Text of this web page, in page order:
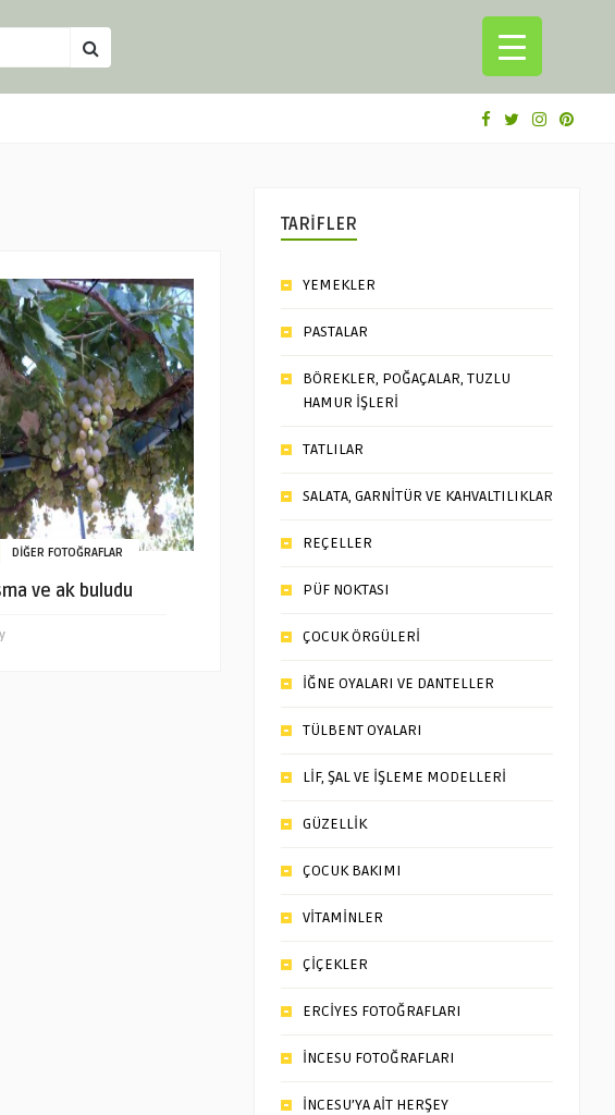
DİĞER FOTOĞRAFLAR
ve ak buludu
TARİFLER
YEMEKLER
PASTALAR
BÖREKLER, POĞAÇALAR, TUZLU
HAMUR İŞLERİ
TATLILAR
SALATA, GARNİTÜR VE KAHVALTILIKLAR
REÇELLER
PÜF NOKTASI
ÇOCUK ÖRGÜLERİ
İĞNE OYALARI VE DANTELLER
TÜLBENT OYALARI
LİF, ŞAL VE İŞLEME MODELLERİ
GÜZELLİK
ÇOCUK BAKIMI
VİTAMİNLER
ÇİÇEKLER
ERCİYES FOTOĞRAFLARI
İNCESU FOTOĞRAFLARI
İNCESU’YA AİT HERŞEY